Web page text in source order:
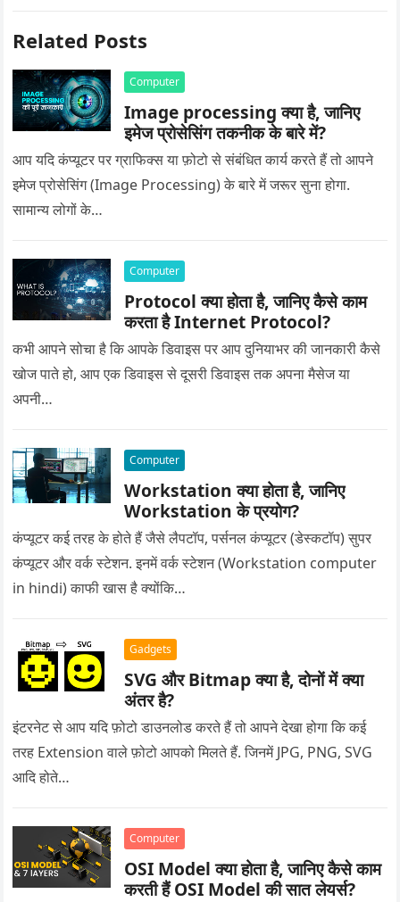
Related Posts
Computer
Image processing क्या है, जानिए
इमेज प्रोसेसिंग तकनीक के बारे में?
आप यदि कंप्यूटर पर ग्राफिक्स या फ़ोटो से संबंधित कार्य करते हैं तो आपने
इमेज प्रोसेसिंग (Image Processing) के बारे में जरूर सुना होगा.
सामान्य लोगों के…
Computer
Protocol क्या होता है, जानिए कैसे काम
करता है Internet Protocol?
कभी आपने सोचा है कि आपके डिवाइस पर आप दुनियाभर की जानकारी कैसे
खोज पाते हो, आप एक डिवाइस से दूसरी डिवाइस तक अपना मैसेज या
अपनी…
Computer
Workstation क्या होता है, जानिए
Workstation के प्रयोग?
कंप्यूटर कई तरह के होते हैं जैसे लैपटॉप, पर्सनल कंप्यूटर (डेस्कटॉप) सुपर
कंप्यूटर और वर्क स्टेशन. इनमें वर्क स्टेशन (Workstation computer
in hindi) काफी खास है क्योंकि…
Gadgets
SVG और Bitmap क्या है, दोनों में क्या
अंतर है?
इंटरनेट से आप यदि फ़ोटो डाउनलोड करते हैं तो आपने देखा होगा कि कई
तरह Extension वाले फ़ोटो आपको मिलते हैं. जिनमें JPG, PNG, SVG
आदि होते…
Computer
OSI Model क्या होता है, जानिए कैसे काम
करती हैं OSI Model की सात लेयर्स?